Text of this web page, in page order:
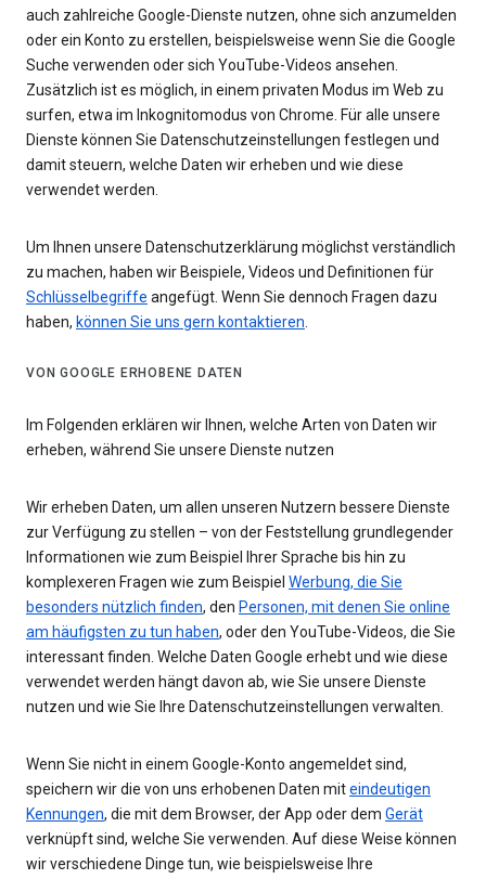
auch zahlreiche Google-Dienste nutzen, ohne sich anzumelden
oder ein Konto zu erstellen, beispielsweise wenn Sie die Google
Suche verwenden oder sich YouTube-Videos ansehen.
Zusätzlich ist es möglich, in einem privaten Modus im Web zu
surfen, etwa im Inkognitomodus von Chrome. Für alle unsere
Dienste können Sie Datenschutzeinstellungen festlegen und
damit steuern, welche Daten wir erheben und wie diese
verwendet werden.
Um Ihnen unsere Datenschutzerklärung möglichst verständlich
zu machen, haben wir Beispiele, Videos und Definitionen für
Schlüsselbegriffe angefügt. Wenn Sie dennoch Fragen dazu
haben, können Sie uns gern kontaktieren.
VON GOOGLE ERHOBENE DATEN
Im Folgenden erklären wir Ihnen, welche Arten von Daten wir
erheben, während Sie unsere Dienste nutzen
Wir erheben Daten, um allen unseren Nutzern bessere Dienste
zur Verfügung zu stellen – von der Feststellung grundlegender
Informationen wie zum Beispiel Ihrer Sprache bis hin zu
komplexeren Fragen wie zum Beispiel Werbung, die Sie
besonders nützlich finden, den Personen, mit denen Sie online
am häufigsten zu tun haben, oder den YouTube-Videos, die Sie
interessant finden. Welche Daten Google erhebt und wie diese
verwendet werden hängt davon ab, wie Sie unsere Dienste
nutzen und wie Sie Ihre Datenschutzeinstellungen verwalten.
Wenn Sie nicht in einem Google-Konto angemeldet sind,
speichern wir die von uns erhobenen Daten miteindeutigen
Kennungen, die mit dem Browser, der App oder dem Gerät
verknüpft sind, welche Sie verwenden. Auf diese Weise können
wir verschiedene Dinge tun, wie beispielsweise Ihre